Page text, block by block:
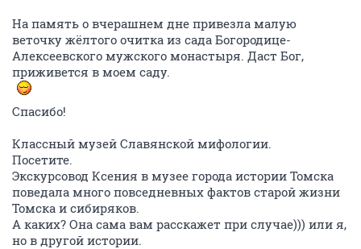
На память о вчерашнем дне привезла малую
веточку жёлтого очитка из сада Богородице-
Алексеевского мужского монастыря. Даст Бог,
приживется в моем саду.
Спасибо!
Классный музей Славянской мифологии.
Посетите.
Экскурсовод Ксения в музее города истории Томска
поведала много повседневных фактов старой жизни
Томска и сибиряков.
А каких? Она сама вам расскажет при случае))) или я,
но в другой истории.